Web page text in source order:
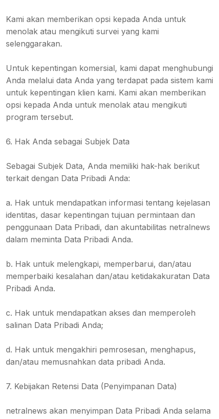
Kami akan memberikan opsi kepada Anda untuk
menolak atau mengikuti survei yang kami
selenggarakan.
Untuk kepentingan komersial, kami dapat menghubungi
Anda melalui data Anda yang terdapat pada sistem kami
untuk kepentingan klien kami. Kami akan memberikan
opsi kepada Anda untuk menolak atau mengikuti
program tersebut.
6. Hak Anda sebagai Subjek Data
Sebagai Subjek Data, Anda memiliki hak-hak berikut
terkait dengan Data Pribadi Anda:
a. Hak untuk mendapatkan informasi tentang kejelasan
identitas, dasar kepentingan tujuan permintaan dan
penggunaan Data Pribadi, dan akuntabilitas netralnews
dalam meminta Data Pribadi Anda.
b. Hak untuk melengkapi, memperbarui, dan/atau
memperbaiki kesalahan dan/atau ketidakakuratan Data
Pribadi Anda.
c. Hak untuk mendapatkan akses dan memperoleh
salinan Data Pribadi Anda;
d. Hak untuk mengakhiri pemrosesan, menghapus,
dan/atau memusnahkan data pribadi Anda.
7. Kebijakan Retensi Data (Penyimpanan Data)
netralnews akan menyimpan Data Pribadi Anda selama